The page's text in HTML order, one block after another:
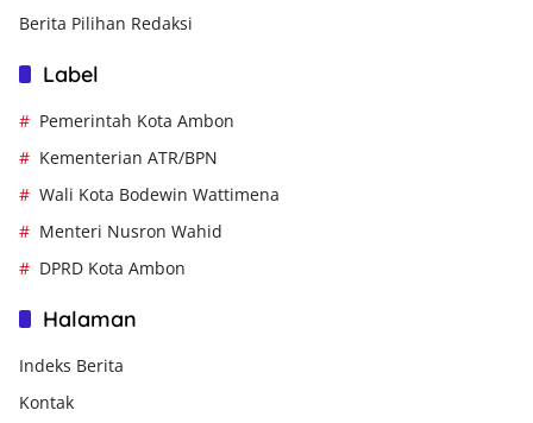
Berita Pilihan Redaksi
Label
Pemerintah Kota Ambon
Kementerian ATR/BPN
Wali Kota Bodewin Wattimena
Menteri Nusron Wahid
DPRD Kota Ambon
Halaman
Indeks Berita
Kontak